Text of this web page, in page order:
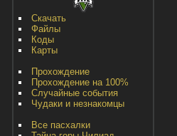
Скачать
Файлы
Коды
Карты
Прохождение
Прохождение на 100%
Случайные события
Чудаки и незнакомцы
Все пасхалки